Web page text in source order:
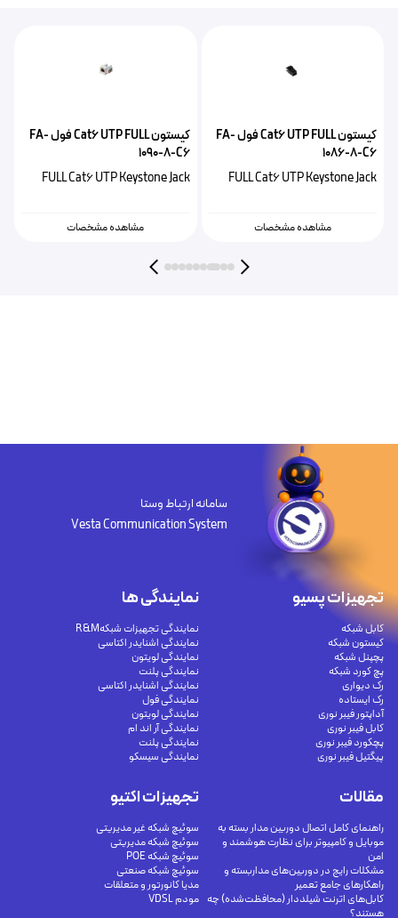
کیستون Cat6 UTP FULL فول FA-
1086-8-C6
FULL Cat6 UTP Keystone Jack
مشاهده مشخصات
کیستون Cat6 UTP FULL‌ فول FA-
1090-8-C6
FULL Cat6 UTP Keystone Jack
مشاهده مشخصات
سامانه ارتباط وستا
Vesta Communication System
تجهیزات پسیو
کابل شبکه
کیستون شبکه
پچپنل شبکه
پچ کورد شبکه
رک دیواری
رک ایستاده
آداپتور فیبر نوری
کابل فیبر نوری
پچکورد فیبر نوری
پیگتیل فیبر نوری
تجهیزات اکتیو
سوئیچ شبکه غیر مدیریتی
سوئیچ شبکه مدیریتی
سوئیچ شبکه POE
سوئیچ شبکه صنعتی
مدیا کانورتور و متعلقات
مودم VDSL
نمایندگی ها
نمایندگی تجهیزات شبکهR&M
نمایندگی اشنایدر اکتاسی
نمایندگی لویتون
نمایندگی پلنت
نمایندگی اشنایدر اکتاسی
نمایندگی فول
نمایندگی لویتون
نمایندگی آر اند ام
نمایندگی پلنت
نمایندگی سیسکو
مقالات
راهنمای کامل اتصال دوربین مدار بسته به
موبایل و کامپیوتر برای نظارت هوشمند و
امن
مشکلات رایج در دوربین‌های مداربسته و
راهکارهای جامع تعمیر
کابل‌های اترنت شیلددار (محافظت‌شده) چه
هستند؟